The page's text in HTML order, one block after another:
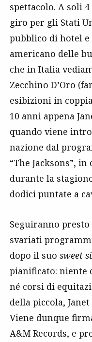
spettacolo. A soli
giro per gli Stati
pubblico di hotel e
americano delle
che in Italia
Zecchino D’Oro
esibizioni in
10 anni appena
quando viene
nazione dal
“The Jacksons”,
durante la
dodici puntate a
Seguiranno
svariati
dopo il suo sweet
pianificato: niente
né corsi di
della piccola,
Viene dunque
A&M Records, e